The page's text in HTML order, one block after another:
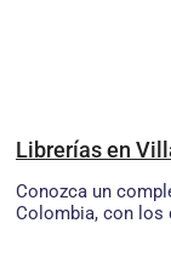
Librerías en
Conozca un
Colombia, con los